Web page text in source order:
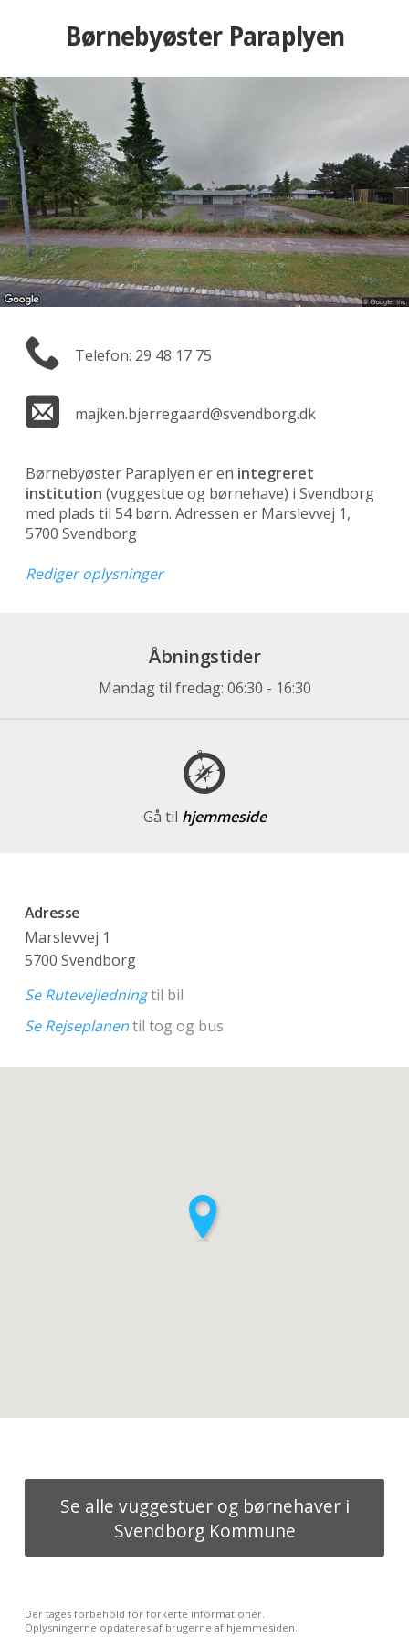
Børnebyøster Paraplyen
Telefon: 29 48 17 75
majken.bjerregaard@svendborg.dk
Børnebyøster Paraplyen er en integreret
institution (vuggestue og børnehave) i Svendborg
med plads til 54 børn. Adressen er Marslevvej 1,
5700 Svendborg
Rediger oplysninger
Åbningstider
Mandag til fredag: 06:30 - 16:30
Gå til hjemmeside
Adresse
Marslevvej 1
5700 Svendborg
Se Rutevejledningtil bil
Se Rejseplanentil tog og bus
Se alle vuggestuer og børnehaver i
Svendborg Kommune
Der tages forbehold for forkerte informationer.
Oplysningerne opdateres af brugerne af hjemmesiden.